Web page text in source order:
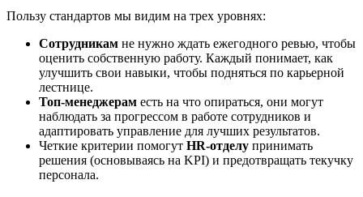
Пользу стандартов мы видим на трех уровнях:
Сотрудникам не нужно ждать ежегодного ревью, чтобы
оценить собственную работу. Каждый понимает, как
улучшить свои навыки, чтобы подняться по карьерной
лестнице.
Топ-менеджерам есть на что опираться, они могут
наблюдать за прогрессом в работе сотрудников и
адаптировать управление для лучших результатов.
Четкие критерии помогут HR-отделу принимать
решения (основываясь на KPI) и предотвращать текучку
персонала.